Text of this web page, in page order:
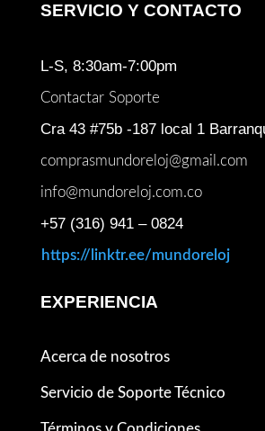
SERVICIO Y CONTACTO
L-S, 8:30am-7:00pm
Contactar Soporte
Cra 43 #75b -187 local 1
comprasmundoreloj@gmail.com
info@mundoreloj.com.co
+57 (316) 941 – 0824
https://linktr.ee/mundoreloj
EXPERIENCIA
Acerca de nosotros
Servicio de Soporte Técnico